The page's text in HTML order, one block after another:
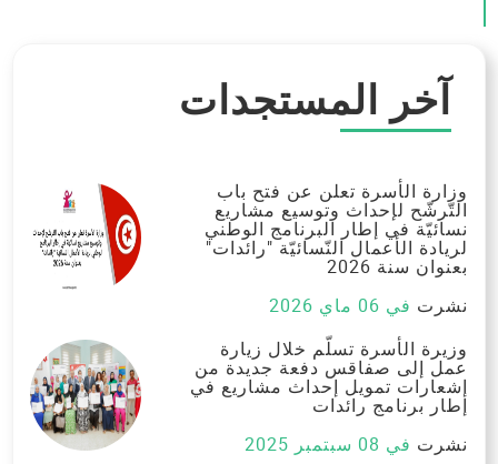
آخر المستجدات
وزارة الأسرة تعلن عن فتح باب
التّرشّح لإحداث وتوسيع مشاريع
نسائيّة في إطار البرنامج الوطني
لريادة الأعمال النّسائيّة "رائدات"
بعنوان سنة 2026
نشرت في 06 ماي 2026
وزيرة الأسرة تسلّم خلال زيارة
عمل إلى صفاقس دفعة جديدة من
إشعارات تمويل إحداث مشاريع في
إطار برنامج رائدات
نشرت في 08 سبتمبر 2025